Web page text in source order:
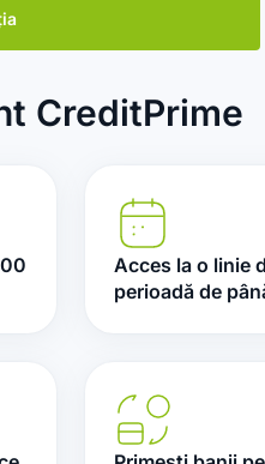
CreditPrime
Acces la o linie
perioadă de